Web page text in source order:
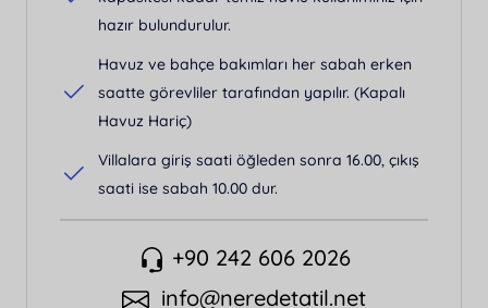
hazır bulundurulur.
Havuz ve bahçe bakımları her sabah erken
saatte görevliler tarafından yapılır. (Kapalı
Havuz Hariç)
Villalara giriş saati öğleden sonra 16.00, çıkış
saati ise sabah 10.00 dur.
+90 242 606 2026
info@neredetatil.net